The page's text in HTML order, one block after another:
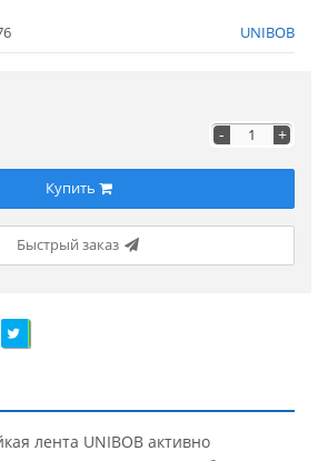
UNIBOB
- +
Купить
Быстрый заказ
лента UNIBOB активно